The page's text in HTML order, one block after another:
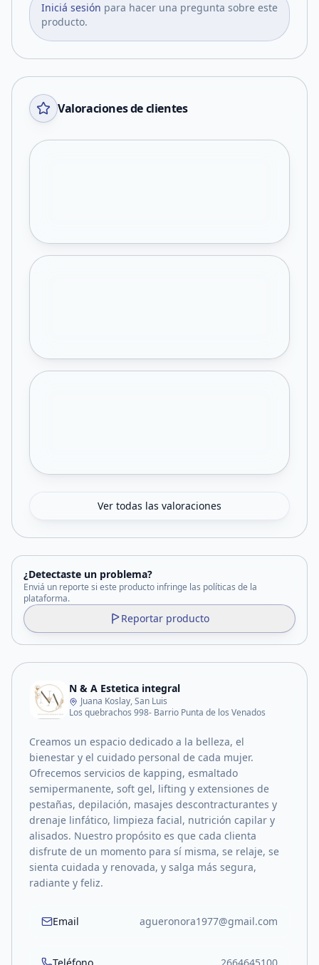
Iniciá sesión para hacer una pregunta sobre este
producto.
Valoraciones de clientes
Ver todas las valoraciones
¿Detectaste un problema?
Enviá un reporte si este producto infringe las políticas de la
plataforma.
Reportar producto
N & A Estetica integral
Juana Koslay, San Luis
Los quebrachos 998- Barrio Punta de los Venados
Creamos un espacio dedicado a la belleza, el
bienestar y el cuidado personal de cada mujer.
Ofrecemos servicios de kapping, esmaltado
semipermanente, soft gel, lifting y extensiones de
pestañas, depilación, masajes descontracturantes y
drenaje linfático, limpieza facial, nutrición capilar y
alisados. Nuestro propósito es que cada clienta
disfrute de un momento para sí misma, se relaje, se
sienta cuidada y renovada, y salga más segura,
radiante y feliz.
Email agueronora1977@gmail.com